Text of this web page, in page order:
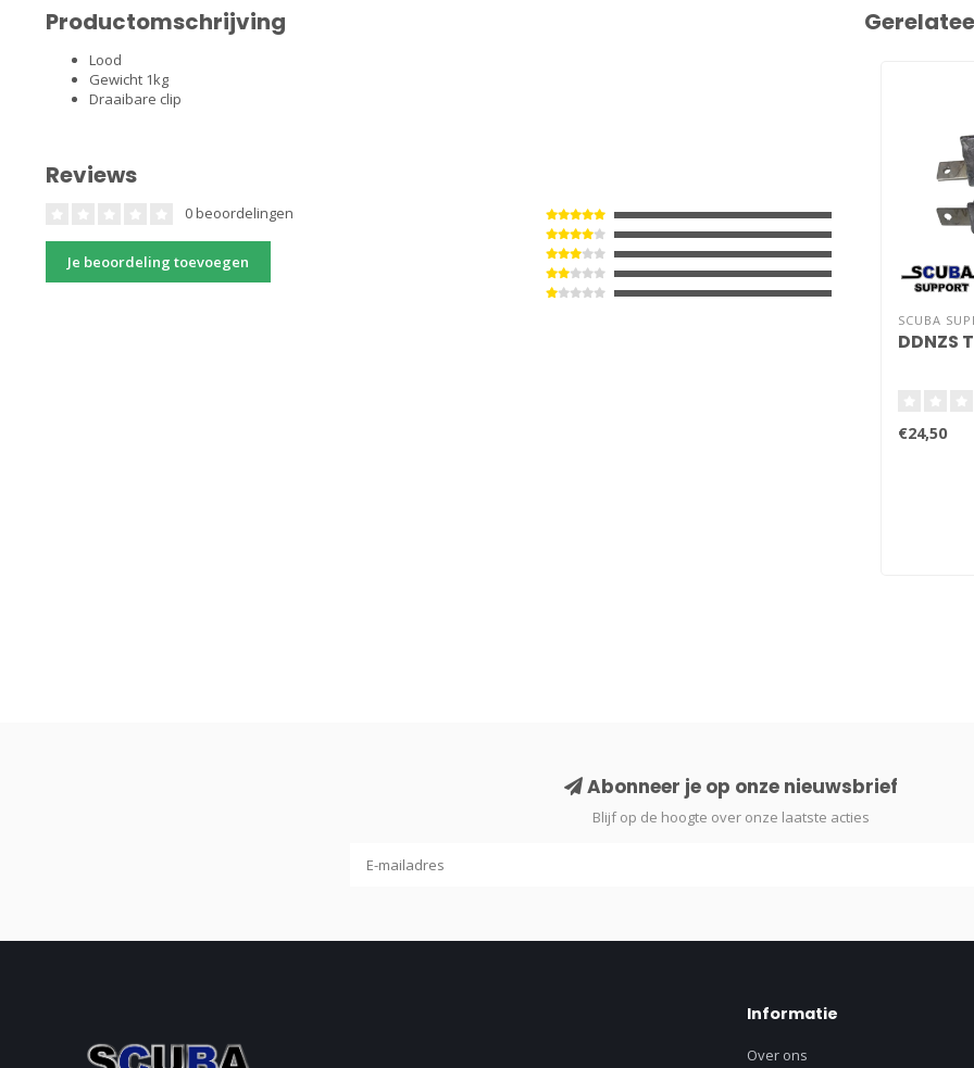
Productomschrijving
Lood
Gewicht 1kg
Draaibare clip
Reviews
0 beoordelingen
Je beoordeling toevoegen
SCUBA
€24,50
Abonneer je op onze nieuwsbrief
Blijf op de hoogte over onze laatste acties
Informatie
Over ons